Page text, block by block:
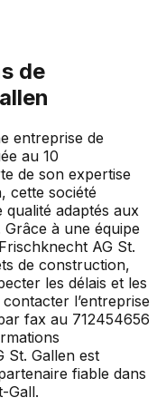
de
entreprise de
au 10
de son expertise
cette société
qualité adaptés aux
Grâce à une équipe
AG St.
de construction,
les délais et les
l’entreprise
fax au 712454656
St. Gallen est
fiable dans
Gall.